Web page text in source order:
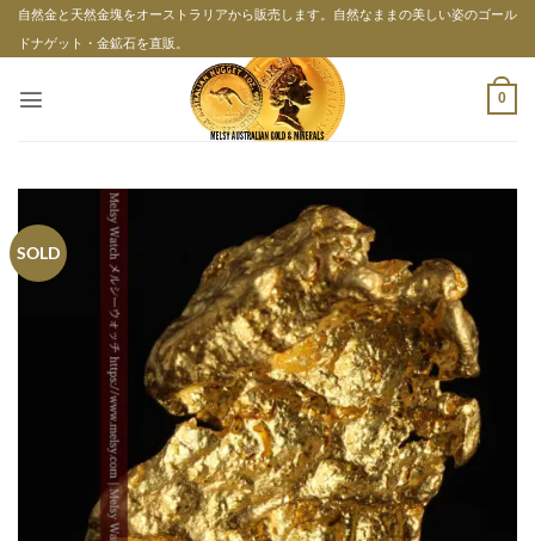
Skip自然金と天然金塊をオーストラリアから販売します。自然なままの美しい姿のゴール
ドナゲット・金鉱石を直販。
0
SOLD